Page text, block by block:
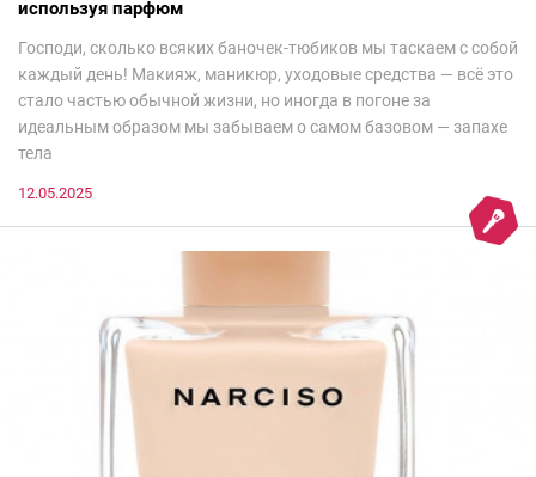
используя парфюм
Господи, сколько всяких баночек-тюбиков мы таскаем с собой
каждый день! Макияж, маникюр, уходовые средства — всё это
стало частью обычной жизни, но иногда в погоне за
идеальным образом мы забываем о самом базовом — запахе
тела
12.05.2025